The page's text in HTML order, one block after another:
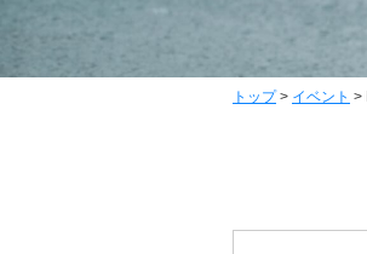
トップ> イベント >